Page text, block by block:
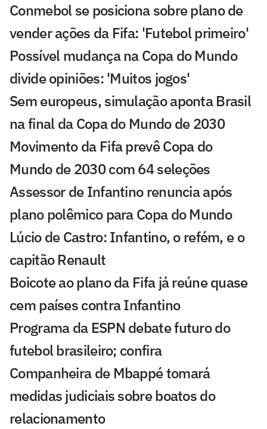
Conmebol se posiciona sobre plano de
vender ações da Fifa: 'Futebol primeiro'
Possível mudança na Copa do Mundo
divide opiniões: 'Muitos jogos'
Sem europeus, simulação aponta Brasil
na final da Copa do Mundo de 2030
Movimento da Fifa prevê Copa do
Mundo de 2030 com 64 seleções
Assessor de Infantino renuncia após
plano polêmico para Copa do Mundo
Lúcio de Castro: Infantino, o refém, e o
capitão Renault
Boicote ao plano da Fifa já reúne quase
cem países contra Infantino
Programa da ESPN debate futuro do
futebol brasileiro; confira
Companheira de Mbappé tomará
medidas judiciais sobre boatos do
relacionamento